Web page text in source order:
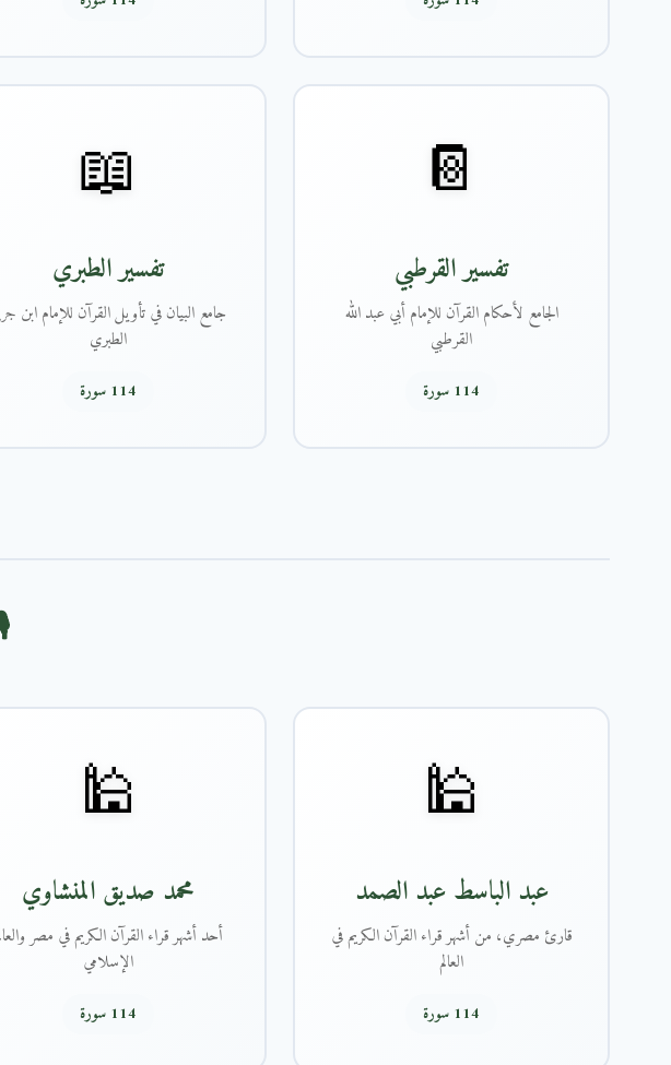
📔
تفسير القرطبي
الجامع لأحكام القرآن للإمام أبي عبد الله
القرطبي
114 سورة
📖
تفسير الطبري
جامع البيان في تأويل القرآن للإمام ابن
الطبري
114 سورة
🕌
عبد الباسط عبد الصمد
قارئ مصري، من أشهر قراء القرآن الكريم في
العالم
114 سورة
🕌
محمد صديق المنشاوي
أحد أشهر قراء القرآن الكريم في مصر
الإسلامي
114 سورة